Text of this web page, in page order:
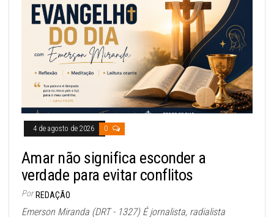
4 de agosto de 2026 0
Amar não significa esconder a
verdade para evitar conflitos
Por REDAÇÃO
Emerson Miranda (DRT - 1327) É jornalista, radialista